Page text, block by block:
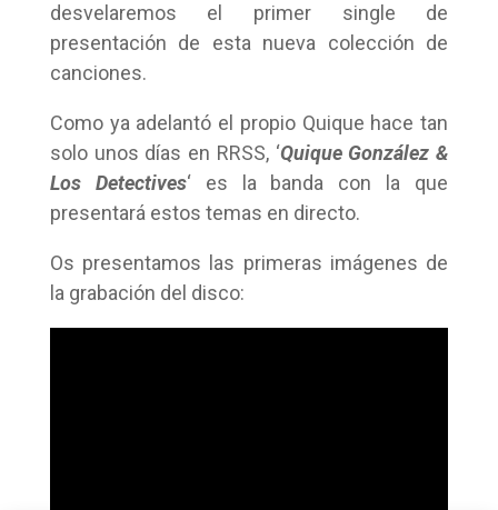
desvelaremos el primer single de
presentación de esta nueva colección de
canciones.
Como ya adelantó el propio Quique hace tan
solo unos días en RRSS, ‘Quique González &
Los Detectives‘ es la banda con la que
presentará estos temas en directo.
Os presentamos las primeras imágenes de
la grabación del disco: